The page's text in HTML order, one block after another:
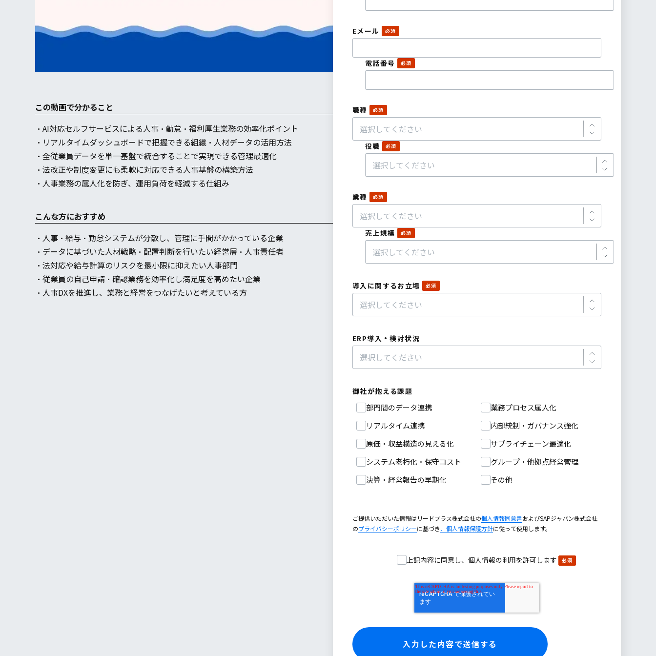
この動画で分かること
・AI対応セルフサービスによる人事・勤怠・福利厚生業務の効率化ポイント
・リアルタイムダッシュボードで把握できる組織・人材データの活用方法
・全従業員データを単一基盤で統合することで実現できる管理最適化
・法改正や制度変更にも柔軟に対応できる人事基盤の構築方法
・人事業務の属人化を防ぎ、運用負荷を軽減する仕組み
こんな方におすすめ
・人事・給与・勤怠システムが分散し、管理に手間がかかっている企業
・データに基づいた人材戦略・配置判断を行いたい経営層・人事責任者
・法対応や給与計算のリスクを最小限に抑えたい人事部門
・従業員の自己申請・確認業務を効率化し満足度を高めたい企業
・人事DXを推進し、業務と経営をつなげたいと考えている方
Eメール
電話番号
職種
役職
業種
売上規模
導入に関するお立場
ERP導入・検討状況
御社が抱える課題
部門間のデータ連携
業務プロセス属人化
リアルタイム連携
内部統制・ガバナンス強化
原価・収益構造の見える化
サプライチェーン最適化
システム老朽化・保守コスト
グループ・他拠点経営管理
決算・経営報告の早期化
その他
ご提供いただいた情報はリードプラス株式会社の個人情報同意書およびSAPジャパン株式会社
のプライバシーポリシーに基づき、個人情報保護方針に従って使用します。
上記内容に同意し、個人情報の利用を許可します